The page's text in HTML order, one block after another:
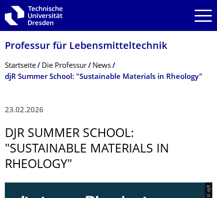
Zur Hauptnavigation springen
Zur Suche springen
Zum Inhalt springen
Professur für Lebensmitteltech­nik
Breadcrumb-Menü
Startseite Die Professur
News
djR Summer School: "Sustainable Materials in Rheology"
23.02.2026
DJR SUMMER SCHOOL:
"SUSTAINABLE MATERIALS IN
RHEOLOGY"
© djR